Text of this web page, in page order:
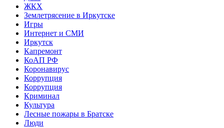
ЖКХ
Землетрясение в Иркутске
Игры
Интернет и СМИ
Иркутск
Капремонт
КоАП РФ
Коронавирус
Коррупция
Коррупция
Криминал
Культура
Лесные пожары в Братске
Люди